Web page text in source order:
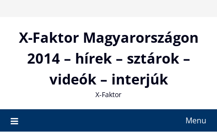
contentX-Faktor Magyarországon
2014 – hírek – sztárok –
videók – interjúk
X-Faktor
Menu